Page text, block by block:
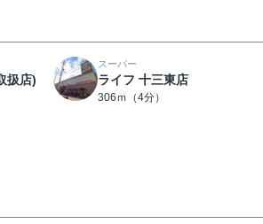
扱店)
スーパー
ライフ 十三東店
306ｍ（4分）